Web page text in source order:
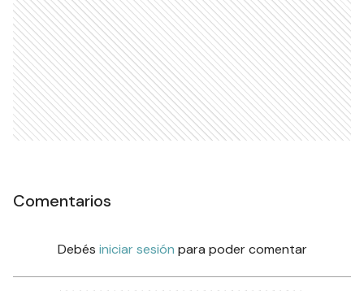
Comentarios
Debés iniciar sesión para poder comentar